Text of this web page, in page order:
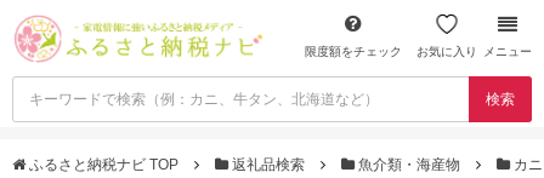
限度額をチェック お気に入り メニュー
検索
ふるさと納税ナビ TOP 返礼品検索 魚介類・海産物 カ